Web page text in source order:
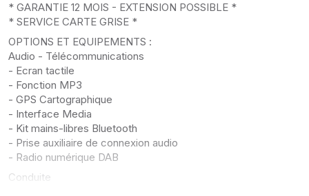
* GARANTIE 12 MOIS - EXTENSION POSSIBLE *
* SERVICE CARTE GRISE *
OPTIONS ET EQUIPEMENTS :
Audio - Télécommunications
- Ecran tactile
- Fonction MP3
- GPS Cartographique
- Interface Media
- Kit mains-libres Bluetooth
- Prise auxiliaire de connexion audio
- Radio numérique DAB
Conduite